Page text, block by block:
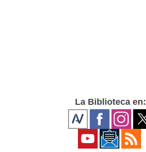
La Biblioteca en: